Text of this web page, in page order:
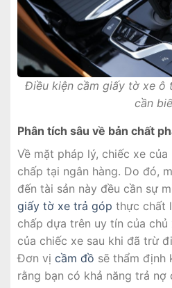
Điều kiện cầm giấy tờ xe ô
cần
Phân tích sâu về bản chất
Về mặt pháp lý, chiếc xe
chấp tại ngân hàng. Do đó,
đến tài sản này đều cần sự
giấy tờ xe trả góp thực chất
chấp dựa trên uy tín của
của chiếc xe sau khi đã trừ
Đơn vị cầm đồ sẽ thẩm định
rằng bạn có khả năng trả nợ